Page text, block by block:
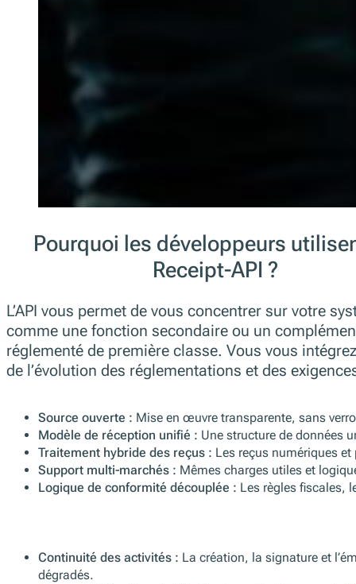
Pourquoi les développeurs
Receipt-API ?
L’API vous permet de vous concentrer sur votre
comme une fonction secondaire ou un
réglementé de première classe. Vous vous
de l’évolution des réglementations et des
Source ouverte : Mise en œuvre transparente, sans
Modèle de réception unifié : Une structure de données
Traitement hybride des reçus : Les reçus numériques
Support multi-marchés : Mêmes charges utiles et
Logique de conformité découplée : Les règles fiscales,
Continuité des activités : La création, la signature et
dégradés.